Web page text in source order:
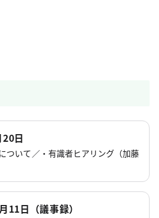
日
ついて／・有識者ヒアリング（加藤
11日（議事録）